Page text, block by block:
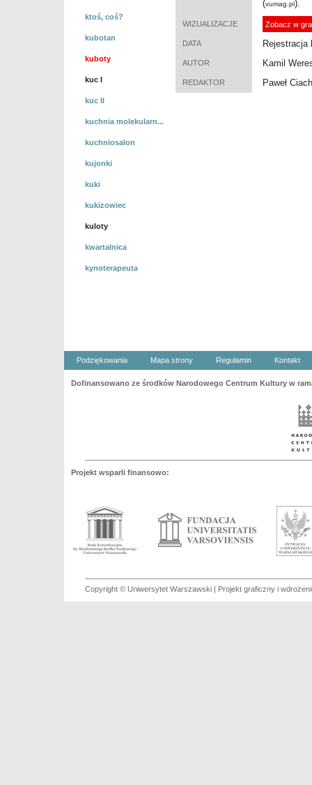
ktoś, coś?
kubotan
kuboty
kuc I
kuc II
kuchnia molekularn...
kuchniosalon
kujonki
kuki
kukizowiec
kuloty
kwartalnica
kynoterapeuta
(vumag.pl).
WIZUALIZACJE Zobacz w
DATA Rejestracja
AUTOR Kamil
REDAKTOR Paweł Ciach
Podziękowania Mapa strony Regulamin Kontakt
Dofinansowano ze środków Narodowego Centrum Kultury w
Projekt wsparli finansowo:
Copyright © Uniwersytet Warszawski | Projekt graficzny i